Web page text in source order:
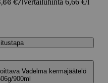
€/l vertailuhinta 6,66 €/l
Vadelma kermajäätelö
900ml